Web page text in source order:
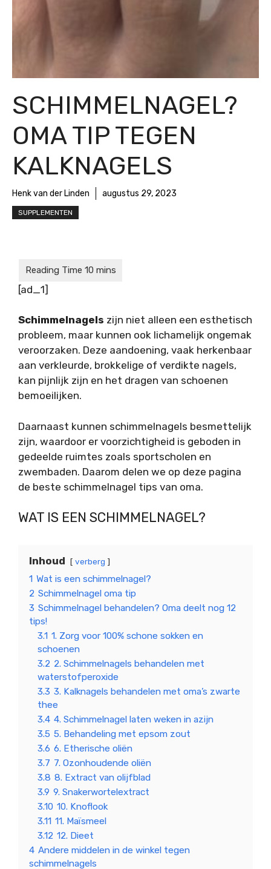
SCHIMMELNAGEL?
OMA TIP TEGEN
KALKNAGELS
Henk van der Linden augustus 29, 2023
SUPPLEMENTEN
[ad_1]
Schimmelnagels zijn niet alleen een esthetisch
probleem, maar kunnen ook lichamelijk ongemak
veroorzaken. Deze aandoening, vaak herkenbaar
aan verkleurde, brokkelige of verdikte nagels,
kan pijnlijk zijn en het dragen van schoenen
bemoeilijken.
Daarnaast kunnen schimmelnagels besmettelijk
zijn, waardoor er voorzichtigheid is geboden in
gedeelde ruimtes zoals sportscholen en
zwembaden. Daarom delen we op deze pagina
de beste schimmelnagel tips van oma.
WAT IS EEN SCHIMMELNAGEL?
Inhoud verberg
1 Wat is een schimmelnagel?
2 Schimmelnagel oma tip
3 Schimmelnagel behandelen? Oma deelt nog 12
tips!
3.1 1. Zorg voor 100% schone sokken en
schoenen
3.2 2. Schimmelnagels behandelen met
waterstofperoxide
3.3 3. Kalknagels behandelen met oma’s zwarte
thee
3.4 4. Schimmelnagel laten weken in azijn
3.5 5. Behandeling met epsom zout
3.6 6. Etherische oliën
3.7 7. Ozonhoudende oliën
3.8 8. Extract van olijfblad
3.9 9. Snakerwortelextract
3.10 10. Knoflook
3.11 11. Maïsmeel
3.12 12. Dieet
4 Andere middelen in de winkel tegen
schimmelnagels